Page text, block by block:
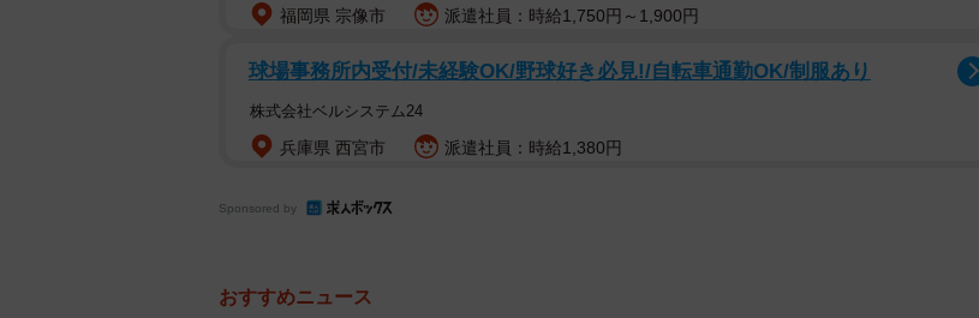
この投稿には、「うまそう」「えーっ、そんなことしていいの！」などのコメントが。ま
られていました。
福岡県 宗像市 派遣社員：時給1,750円～1,900円
球場事務所内受付/未経験OK/野球好き必見!/自転車通勤OK/制服あり
株式会社ベルシステム24
兵庫県 西宮市 派遣社員：時給1,380円
Sponsored by
おすすめニュース